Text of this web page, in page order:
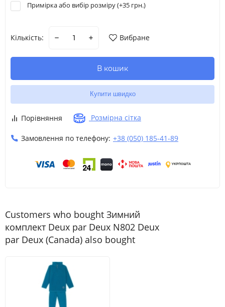
Примірка або вибір розміру (+35 грн.)
Кількість: Вибране
В кошик
Купити швидко
Порівняння Розмірна сітка
Замовлення по телефону: +38 (050) 185-41-89
Customers who bought Зимний
комплект Deux par Deux N802 Deux
par Deux (Canada) also bought